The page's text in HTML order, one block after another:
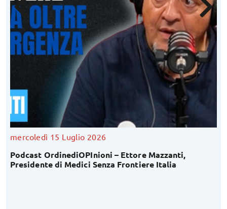
mercoledì 15 Luglio 2026
Podcast OrdinediOPInioni – Ettore Mazzanti,
Presidente di Medici Senza Frontiere Italia